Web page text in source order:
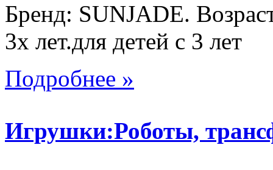
Бренд: SUNJADE.
3х лет.для детей с 3 лет
Подробнее »
Игрушки:Роботы,